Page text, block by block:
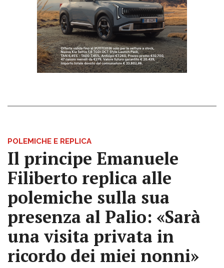
POLEMICHE E REPLICA
Il principe Emanuele
Filiberto replica alle
polemiche sulla sua
presenza al Palio: «Sarà
una visita privata in
ricordo dei miei nonni»